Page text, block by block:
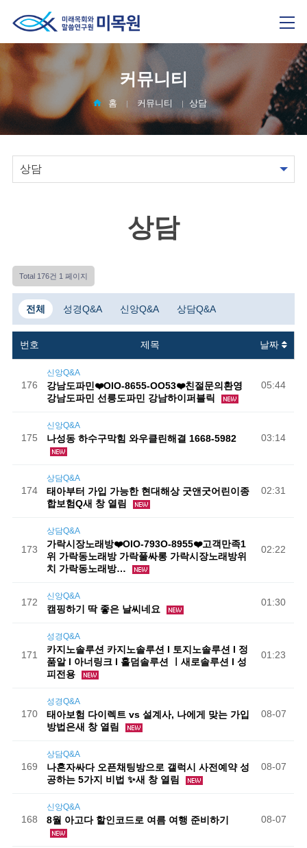
커뮤니티
홈 커뮤니티 상담
상담
Total 176건 1 페이지
전체 성경Q&A 신앙Q&A 상담Q&A
번호 제목 날짜
176
신앙Q&A
강남도파민❤️OlO-8655-OO53❤️친절문의환영
강남도파민 선릉도파민 강남하이퍼블릭
05:44
175
신앙Q&A
나성동 하수구막힘 와우클린해결 1668-5982 03:14
174
상담Q&A
태아부터 가입 가능한 현대해상 굿앤굿어린이종
합보험Q새 창 열림
02:31
173
상담Q&A
가락시장노래방❤️OlO-793O-8955❤️고객만족1
위 가락동노래방 가락풀싸롱 가락시장노래방위
치 가락동노래방…
02:22
172
신앙Q&A
캠핑하기 딱 좋은 날씨네요
01:30
171
성경Q&A
카지노솔루션 카지노솔루션 l 토지노솔루션 l 정
품알 l 아너링크 l 홀덤솔루션 ㅣ새로솔루션 l 성
피전용
01:23
170
성경Q&A
태아보험 다이렉트 vs 설계사, 나에게 맞는 가입
방법은새 창 열림
08-07
169
상담Q&A
나혼자싸다 오픈채팅방으로 갤럭시 사전예약 성
공하는 5가지 비법 ✨새 창 열림
08-07
168
신앙Q&A
8월 아고다 할인코드로 여름 여행 준비하기 08-07